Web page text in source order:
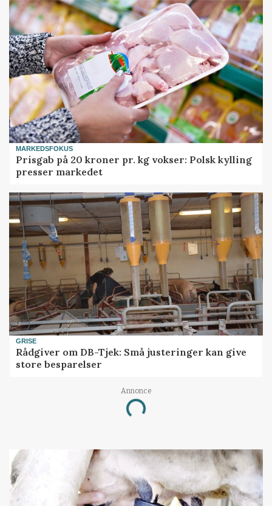
MARKEDSFOKUS
Prisgab på 20 kroner pr. kg vokser: Polsk kylling
presser markedet
GRISE
Rådgiver om DB-Tjek: Små justeringer kan give
store besparelser
Annonce
Loading...